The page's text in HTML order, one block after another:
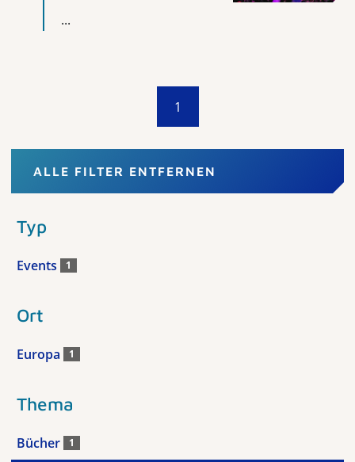
...
1
ALLE FILTER ENTFERNEN
Typ
Events 1
Ort
Europa 1
Thema
Bücher 1